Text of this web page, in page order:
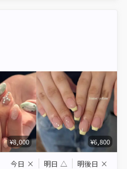
¥8,000 ¥6,800
今日 × 明日 △ 明後日 ×